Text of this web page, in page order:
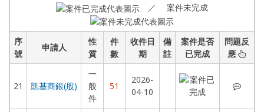
／ 案件未完成
序
號
申請人
性
質
件
數
收件日
期
備
註
案件是否
已完成
問題反
應
21 凱基商銀(股)
一
般
件
51
2026-
04-10
凱基